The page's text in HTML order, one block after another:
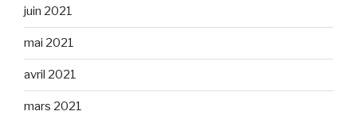
juin 2021
mai 2021
avril 2021
mars 2021